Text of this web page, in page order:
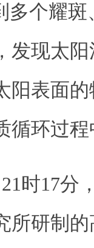
个耀斑
发现太
阳表面
循环过
时17分
所研制